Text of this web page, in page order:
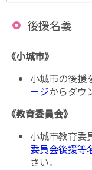
後援名義
《小城市》
小城市の後援
ージからダウ
《教育委員会》
小城市教育委
委員会後援等
さい。